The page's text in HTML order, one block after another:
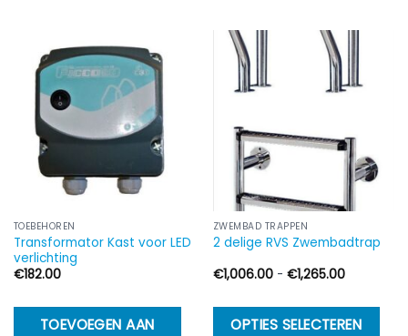
TOEBEHOREN
Transformator Kast voor LED
verlichting
€182.00
TOEVOEGEN AAN
ZWEMBAD TRAPPEN
2 delige RVS Zwembadtrap
€1,006.00 - €1,265.00Prijsklasse:
€1,265.00
OPTIES SELECTEREN